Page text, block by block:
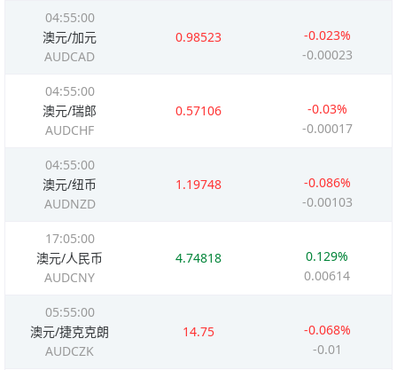
04:55:00
澳元/加元
AUDCAD
0.98523
-0.023%
-0.00023
04:55:00
澳元/瑞郎
AUDCHF
0.57106
-0.03%
-0.00017
04:55:00
澳元/纽币
AUDNZD
1.19748
-0.086%
-0.00103
17:05:00
澳元/人民币
AUDCNY
4.74818
0.129%
0.00614
05:55:00
澳元/捷克克朗
AUDCZK
14.75
-0.068%
-0.01